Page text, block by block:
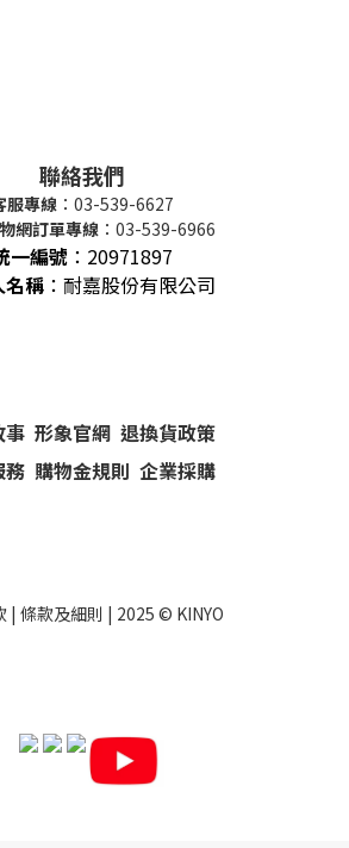
聯絡我們
服專線 ：03-539-6627
網訂單專線 ：03-539-6966
一編號 ： 20971897
名稱 ：耐嘉股份有限公司
事 形象官網 退換貨政策
務 購物金規則 企業採購
| 條款及細則 | 2025 © KINYO